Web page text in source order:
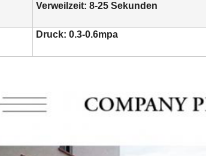
Verweilzeit: 8-25 Sekunden
Druck: 0.3-0.6mpa